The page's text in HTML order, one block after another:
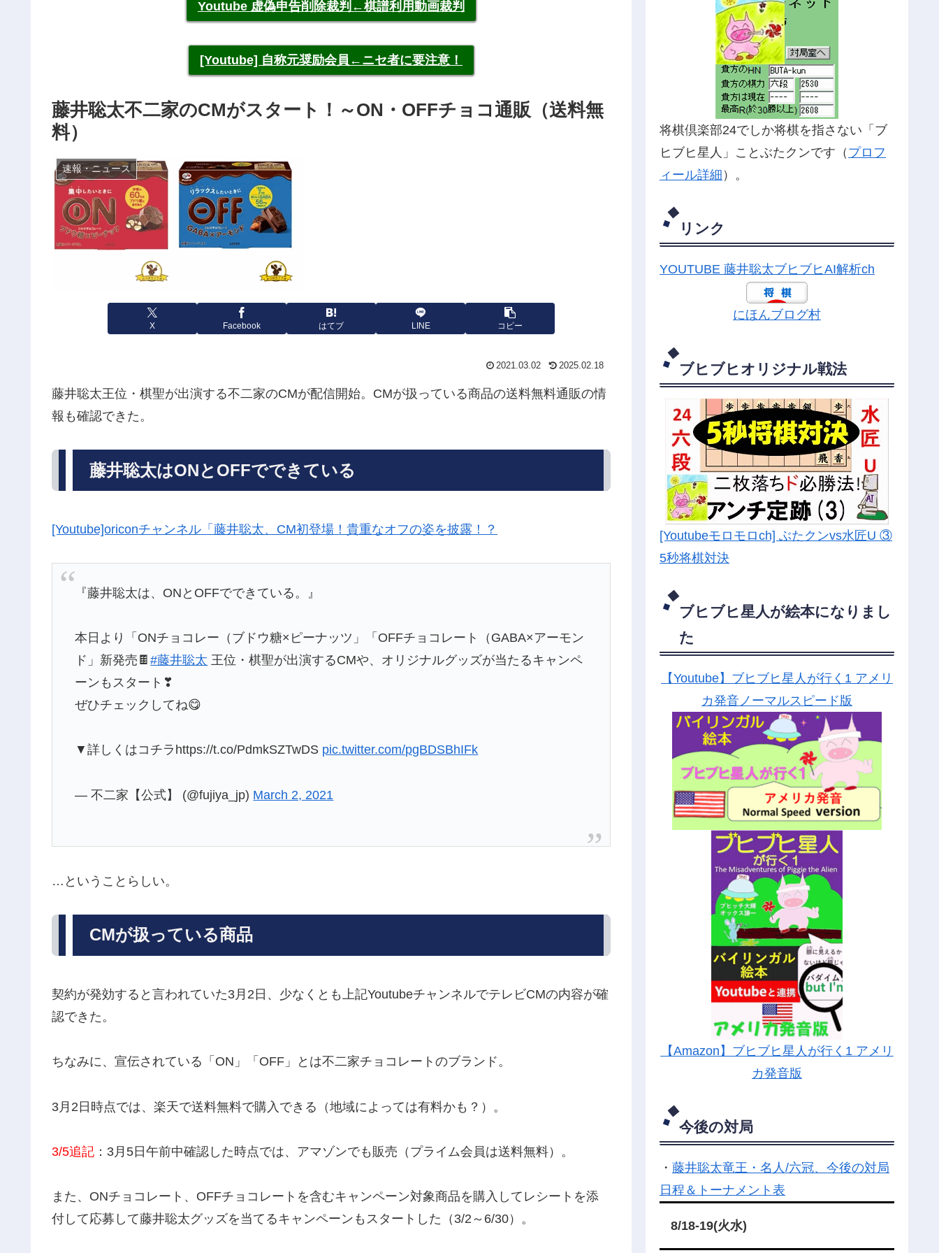
Youtube 虚偽申告削除裁判←棋譜利用動画裁判
[Youtube] 自称元奨励会員←ニセ者に要注意！
藤井聡太不二家のCMがスタート！～ON・OFFチョコ通販（送料無
料）
速報・ニュース
X Facebook はてブ LINE コピー
2021.03.02 2025.02.18
藤井聡太王位・棋聖が出演する不二家のCMが配信開始。CMが扱っている商品の送料無料通販の情
報も確認できた。
藤井聡太はONとOFFでできている
[Youtube]oriconチャンネル「藤井聡太、CM初登場！貴重なオフの姿を披露！？
『藤井聡太は、ONとOFFでできている。』
本日より「ONチョコレー（ブドウ糖×ピーナッツ」「OFFチョコレート（GABA×アーモン
ド」新発売🍫#藤井聡太 王位・棋聖が出演するCMや、オリジナルグッズが当たるキャンペ
ーンもスタート❣
ぜひチェックしてね😋
▼詳しくはコチラhttps://t.co/PdmkSZTwDS pic.twitter.com/pgBDSBhIFk
— 不二家【公式】 (@fujiya_jp) March 2, 2021
…ということらしい。
CMが扱っている商品
契約が発効すると言われていた3月2日、少なくとも上記YoutubeチャンネルでテレビCMの内容が確
認できた。
ちなみに、宣伝されている「ON」「OFF」とは不二家チョコレートのブランド。
3月2日時点では、楽天で送料無料で購入できる（地域によっては有料かも？）。
3/5追記 ：3月5日午前中確認した時点では、アマゾンでも販売（プライム会員は送料無料）。
また、ONチョコレート、OFFチョコレートを含むキャンペーン対象商品を購入してレシートを添
付して応募して藤井聡太グッズを当てるキャンペーンもスタートした（3/2～6/30）。
将棋倶楽部24でしか将棋を指さない「ブ
ヒブヒ星人」ことぶたクンです（ プロフ
ィール詳細 ）。
リンク
YOUTUBE 藤井聡太ブヒブヒAI解析ch
にほんブログ村
ブヒブヒオリジナル戦法
[Youtubeモロモロch] ぶたクンvs水匠U ③
5秒将棋対決
ブヒブヒ星人が絵本になりまし
た
【Youtube】ブヒブヒ星人が行く1 アメリ
カ発音ノーマルスピード版
【Amazon】ブヒブヒ星人が行く1 アメリ
カ発音版
今後の対局
・ 藤井聡太竜王・名人/六冠、今後の対局
日程＆トーナメント表
8/18-19(火水)